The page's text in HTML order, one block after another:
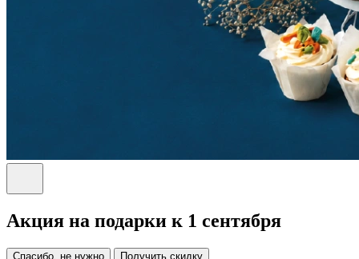
Акция на подарки к 1 сентября
Спасибо, не нужно Получить скидку